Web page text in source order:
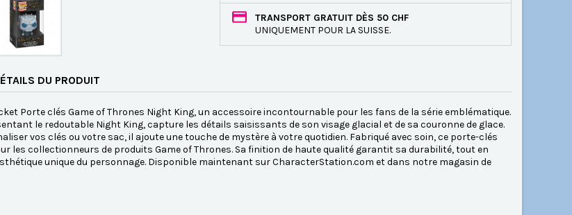
TRANSPORT GRATUIT DÈS 50 CHF
UNIQUEMENT POUR LA SUISSE.
DU PRODUIT
Porte clés Game of Thrones Night King, un accessoire incontournable pour les fans de la série emblématique.
le redoutable Night King, capture les détails saisissants de son visage glacial et de sa couronne de glace.
vos clés ou votre sac, il ajoute une touche de mystère à votre quotidien. Fabriqué avec soin, ce porte-clés
les collectionneurs de produits Game of Thrones. Sa finition de haute qualité garantit sa durabilité, tout en
unique du personnage. Disponible maintenant sur CharacterStation.com et dans notre magasin de